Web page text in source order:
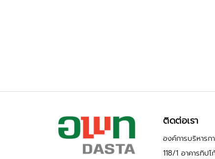
ติดต่อเรา
องค์การบริหาร
118/1 อาคารทิ